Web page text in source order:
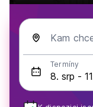
Kam
Termíny